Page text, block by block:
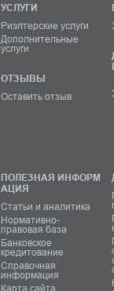
УСЛУГИ
Риэлтерские услуги
Дополнительные
услуги
ОТЗЫВЫ
Оставить отзыв
ПОЛЕЗНАЯ ИНФОРМ
АЦИЯ
Статьи и аналитика
Нормативно-
правовая база
Банковское
кредитование
Справочная
информация
Карта сайта